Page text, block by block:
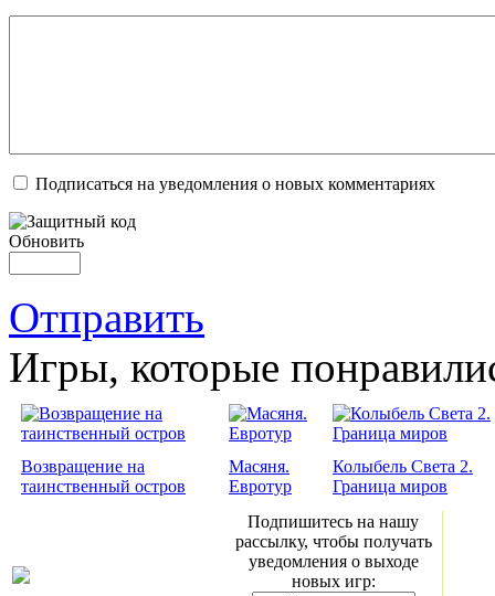
Подписаться на уведомления о новых комментариях
Обновить
Отправить
Игры, которые
Возвращение на
таинственный остров
Масяня.
Евротур
Колыбель Света 2.
Граница миров
Подпишитесь на нашу
рассылку, чтобы получать
уведомления о выходе
новых игр: